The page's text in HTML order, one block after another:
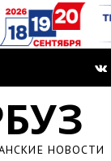
НОВОСТИ